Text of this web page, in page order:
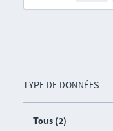
TYPE DE DONNÉES
Tous (2)